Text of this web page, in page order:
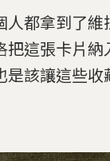
人都拿到了維
把這張卡片納
是該讓這些收